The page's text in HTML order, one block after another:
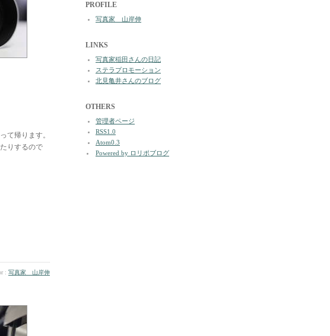
て帰ります。
りするので
: 写真家 山岸伸
PROFILE
写真家 山岸伸
LINKS
写真家稲田さんの日記
ステラプロモーション
北見亀井さんのブログ
OTHERS
管理者ページ
RSS1.0
Atom0.3
Powered by ロリポブログ